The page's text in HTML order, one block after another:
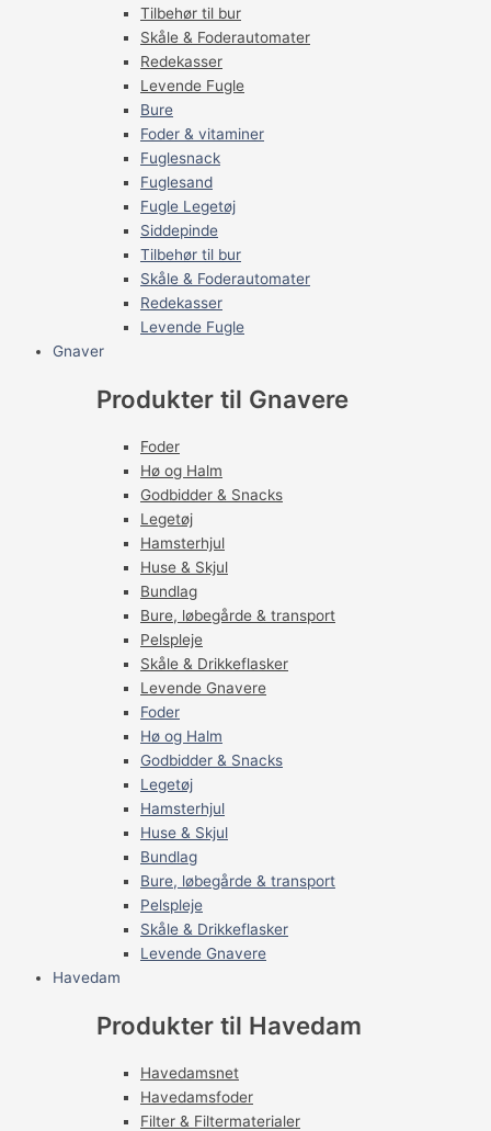
Tilbehør til bur
Skåle & Foderautomater
Redekasser
Levende Fugle
Bure
Foder & vitaminer
Fuglesnack
Fuglesand
Fugle Legetøj
Siddepinde
Tilbehør til bur
Skåle & Foderautomater
Redekasser
Levende Fugle
Gnaver
Produkter til Gnavere
Foder
Hø og Halm
Godbidder & Snacks
Legetøj
Hamsterhjul
Huse & Skjul
Bundlag
Bure, løbegårde & transport
Pelspleje
Skåle & Drikkeflasker
Levende Gnavere
Foder
Hø og Halm
Godbidder & Snacks
Legetøj
Hamsterhjul
Huse & Skjul
Bundlag
Bure, løbegårde & transport
Pelspleje
Skåle & Drikkeflasker
Levende Gnavere
Havedam
Produkter til Havedam
Havedamsnet
Havedamsfoder
Filter & Filtermaterialer